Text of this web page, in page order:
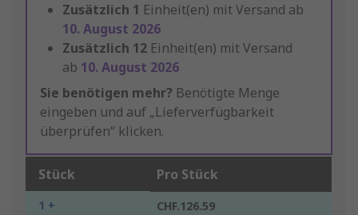
Zusätzlich 1 Einheit(en) mit Versand ab
10. August 2026
Zusätzlich 12 Einheit(en) mit Versand
ab 10. August 2026
Sie benötigen mehr? Benötigte Menge
eingeben und auf „Lieferverfügbarkeit
überprüfen“ klicken.
Stück Pro Stück
1 + CHF.126.59